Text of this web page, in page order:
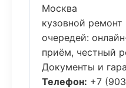
Москва
кузовной ремонт
очередей:
приём, честный
Документы и
Телефон: +7